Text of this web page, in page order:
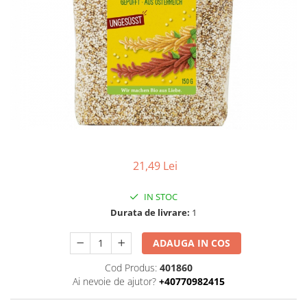
Faina bio si gris
Mixuri bio si blaturi
Ciocolata, cacao si cafea
Cafea bio din cereale
Sare si mixuri de sare
Dulceata si creme bio
Compoturi bio
21,49 Lei
IN STOC
Durata de livrare: 1
ADAUGA IN COS
Cod Produs: 401860
Ai nevoie de ajutor? +40770982415